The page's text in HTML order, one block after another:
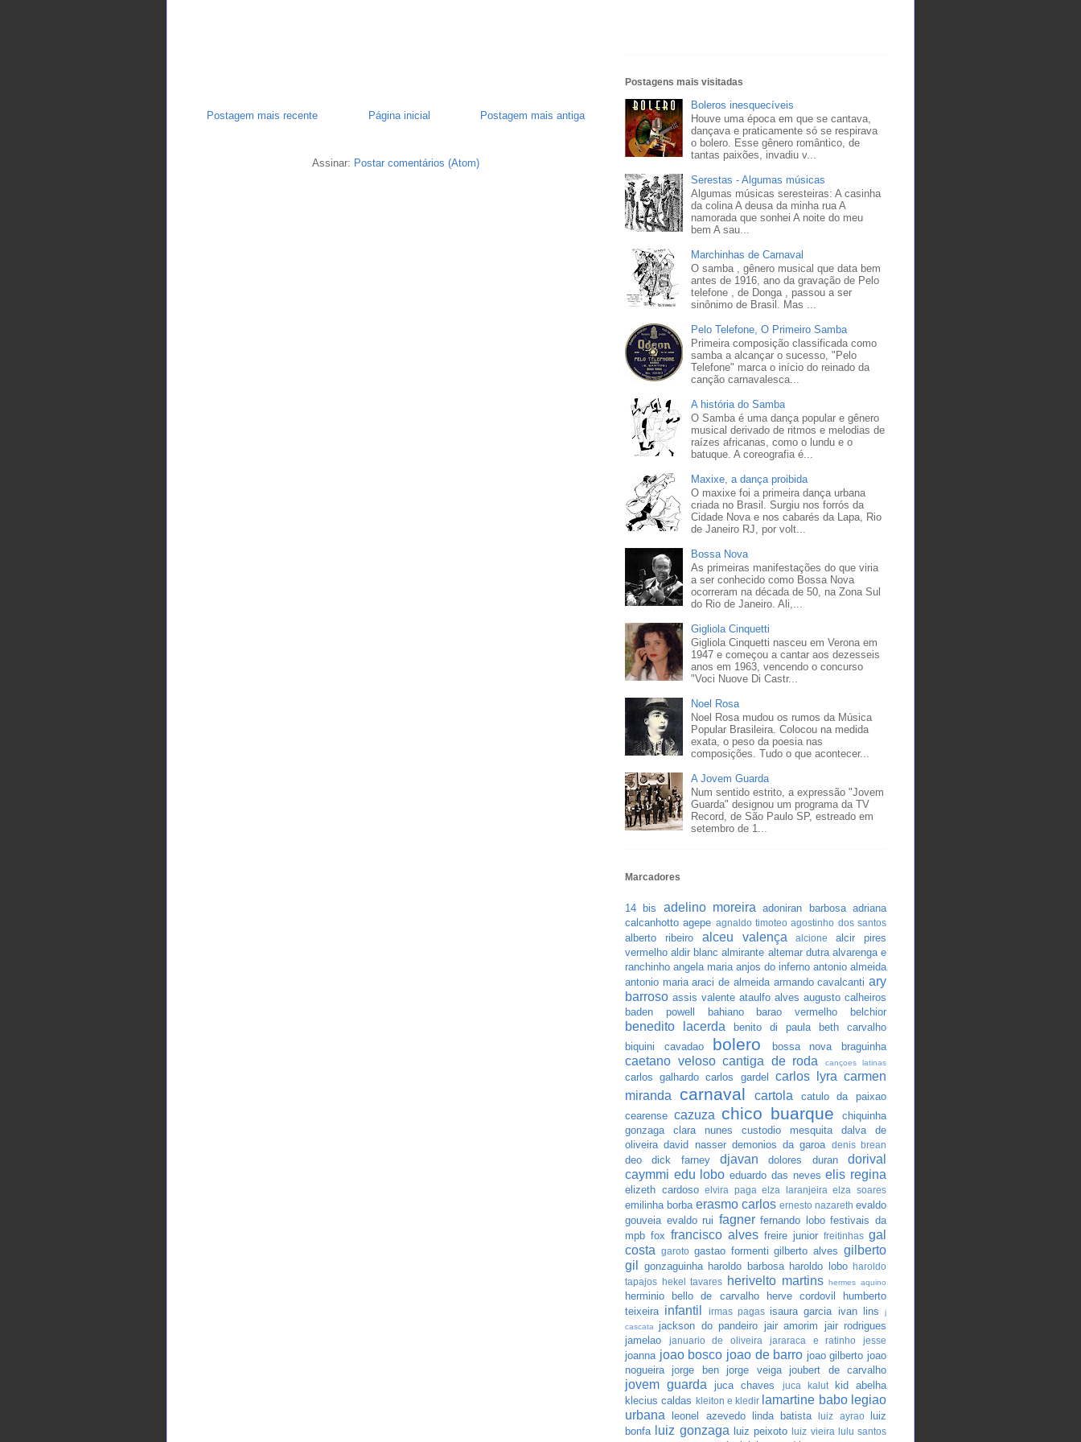
Postagem mais recente Postagem mais antiga
Página inicial
Assinar: Postar comentários (Atom)
Postagens mais visitadas
Boleros inesquecíveis
Houve uma época em que se cantava,
dançava e praticamente só se respirava
o bolero. Esse gênero romântico, de
tantas paixões, invadiu v...
Serestas - Algumas músicas
Algumas músicas seresteiras: A casinha
da colina A deusa da minha rua A
namorada que sonhei A noite do meu
bem A sau...
Marchinhas de Carnaval
O samba , gênero musical que data bem
antes de 1916, ano da gravação de Pelo
telefone , de Donga , passou a ser
sinônimo de Brasil. Mas ...
Pelo Telefone, O Primeiro Samba
Primeira composição classificada como
samba a alcançar o sucesso, "Pelo
Telefone" marca o início do reinado da
canção carnavalesca...
A história do Samba
O Samba é uma dança popular e gênero
musical derivado de ritmos e melodias de
raízes africanas, como o lundu e o
batuque. A coreografia é...
Maxixe, a dança proibida
O maxixe foi a primeira dança urbana
criada no Brasil. Surgiu nos forrós da
Cidade Nova e nos cabarés da Lapa, Rio
de Janeiro RJ, por volt...
Bossa Nova
As primeiras manifestações do que viria
a ser conhecido como Bossa Nova
ocorreram na década de 50, na Zona Sul
do Rio de Janeiro. Ali,...
Gigliola Cinquetti
Gigliola Cinquetti nasceu em Verona em
1947 e começou a cantar aos dezesseis
anos em 1963, vencendo o concurso
"Voci Nuove Di Castr...
Noel Rosa
Noel Rosa mudou os rumos da Música
Popular Brasileira. Colocou na medida
exata, o peso da poesia nas
composições. Tudo o que acontecer...
A Jovem Guarda
Num sentido estrito, a expressão "Jovem
Guarda" designou um programa da TV
Record, de São Paulo SP, estreado em
setembro de 1...
Marcadores
14 bis adelino moreira adoniran barbosa adriana
calcanhotto agepe agnaldo timoteo agostinho dos santos
alberto ribeiro alceu valença alcione
alcir pires
vermelho aldir blanc almirante altemar dutra alvarenga e
ranchinho angela maria anjos do inferno antonio almeida
antonio maria araci de almeida armando cavalcanti ary
barroso assis valente ataulfo alves augusto calheiros
baden powell
bahiano barao vermelho belchior
benedito lacerda benito di paula
beth carvalho
biquini cavadao
bolero bossa nova braguinha
caetano veloso cantiga de roda cançoes latinas
carlos galhardo carlos gardel carlos lyra carmen
miranda
carnaval cartola
catulo da paixao
cearense cazuza chico buarque
chiquinha
gonzaga
clara nunes custodio mesquita
dalva de
oliveira david nasser demonios da garoa denis brean
deo dick farney djavan dolores duran
dorival
caymmi edu lobo eduardo das neves elis regina
elizeth cardoso elvira paga elza laranjeira elza soares
emilinha borba erasmo carlos ernesto nazareth evaldo
gouveia evaldo rui fagner fernando lobo festivais da
mpb fox francisco alves freire junior freitinhas gal
costa
garoto gastao formenti gilberto alves gilberto
gil
gonzaguinha haroldo barbosa haroldo lobo haroldo
tapajos hekel tavares herivelto martins hermes aquino
herminio bello de carvalho herve cordovil
humberto
teixeira infantil irmas pagas isaura garcia ivan lins
j
cascata
jackson do pandeiro jair amorim jair rodrigues
jamelao
januario de oliveira jararaca e ratinho jesse
joanna joao bosco joao de barro joao gilberto joao
nogueira
jorge ben jorge veiga joubert de carvalho
jovem guarda juca chaves juca kalut
kid abelha
klecius caldas kleiton e kledir lamartine babo legiao
urbana
leonel azevedo linda batista luiz ayrao
luiz
bonfa
luiz gonzaga luiz peixoto luiz vieira lulu santos